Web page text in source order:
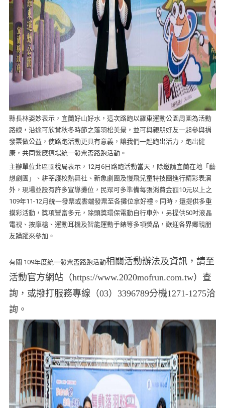
縣長林姿妙表示，宜蘭好山好水，這次路跑以羅東運動公園周圍為活動
路線，沿途可欣賞秋冬時節之落羽松美景，並可與親朋好友一起參與捐
發票做公益，使路跑活動更具有意義，讓我們一起跑出活力，跑出健
康，共同響應這場統一發票盃路跑活動。
主辦單位北區國稅局表示，12月6日路跑活動當天，除邀請宜蘭在地「藝
想劇團」、耕莘護校熱舞社、新象劇團及慢飛兒童特技團進行精彩表演
外，現場並設有許多宣導攤位，民眾可多準備每張消費金額10元以上之
109年11-12月統一發票或雲端發票至各攤位拿好禮。同時，還提供多重
摸彩活動，獎項豐富多元，除頭獎環保電動自行車外，另提供50吋液晶
電視、按摩槍、運動耳機及智能運動手錶等多項獎品，歡迎各界鄉親朋
友踴躍來參加。
有關 109年度統一發票盃路跑活動相關活動辦法及資訊，請至
活動官方網站（https://www.2020mofrun.com.tw）查
詢，或撥打服務專線（03）3396789分機1271-1275洽
詢。